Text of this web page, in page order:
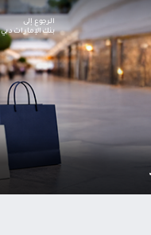
الرجوع إلى
بنك الإمارات